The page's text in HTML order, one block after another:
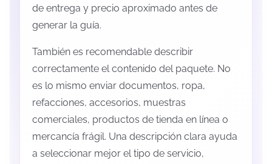
de entrega y precio aproximado antes de
generar la guía.
También es recomendable describir
correctamente el contenido del paquete. No
es lo mismo enviar documentos, ropa,
refacciones, accesorios, muestras
comerciales, productos de tienda en línea o
mercancía frágil. Una descripción clara ayuda
a seleccionar mejor el tipo de servicio,